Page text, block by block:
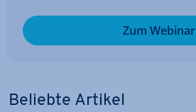
Zum Webinar
Beliebte Artikel